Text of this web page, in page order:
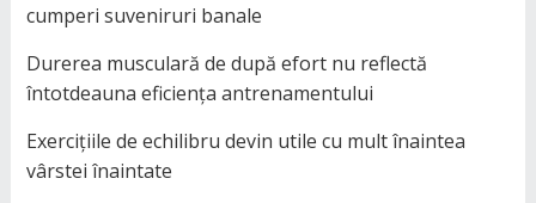
cumperi suveniruri banale
Durerea musculară de după efort nu reflectă
întotdeauna eficiența antrenamentului
Exercițiile de echilibru devin utile cu mult înaintea
vârstei înaintate